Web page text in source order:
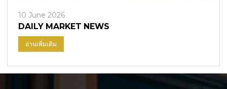
10 June 2026
DAILY MARKET NEWS
อ่านเพิ่มเติม